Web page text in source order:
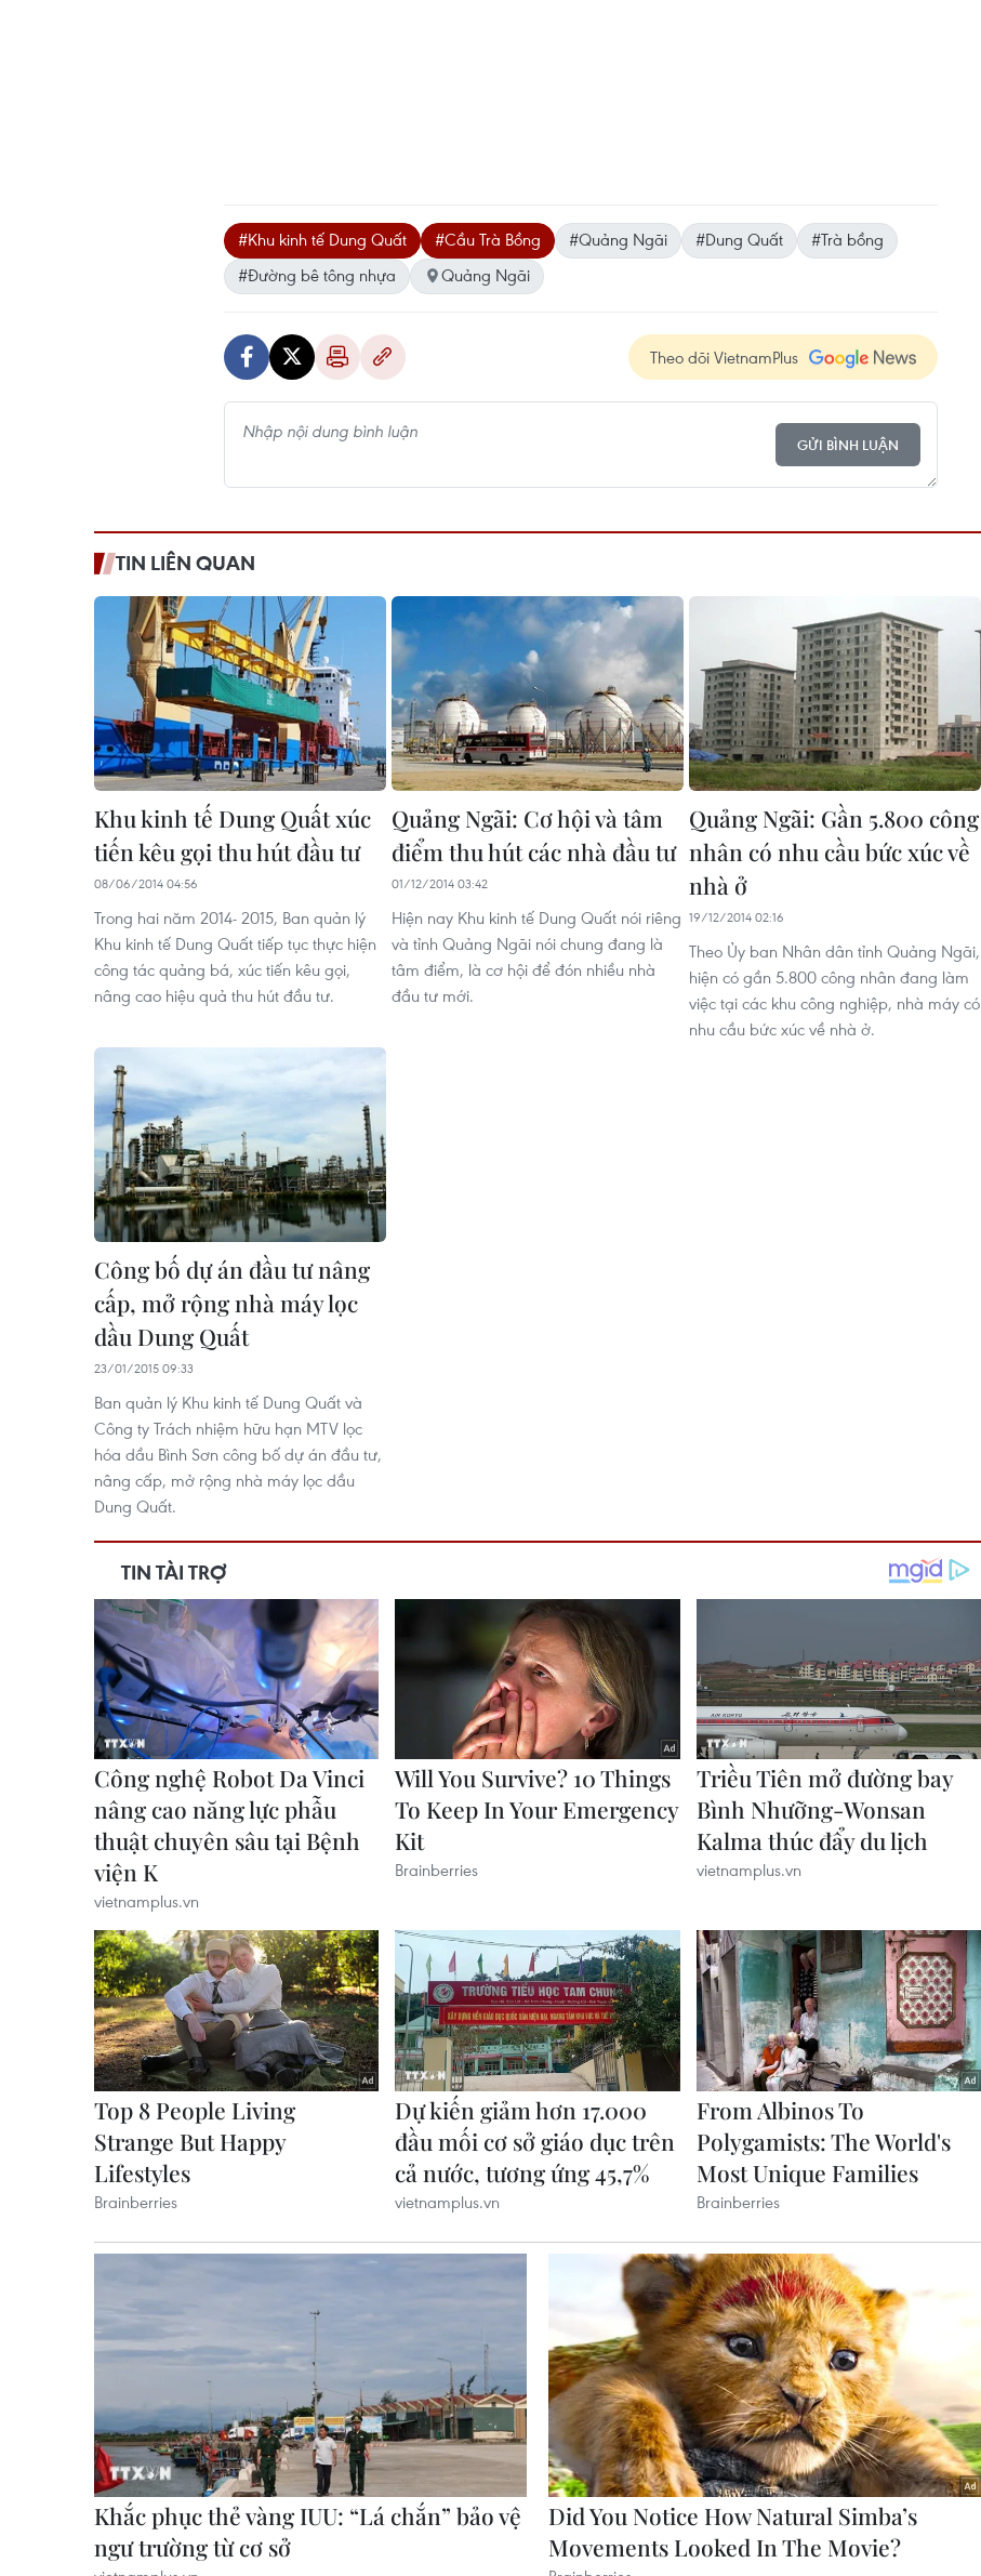
#Khu kinh tế Dung Quất #Cầu Trà Bồng #Quảng Ngãi #Dung Quất
#Trà bồng
#Đường bê tông nhựa
Quảng Ngãi
Theo dõi VietnamPlus
GỬI BÌNH LUẬN
TIN LIÊN QUAN
Khu kinh tế Dung Quất xúc
tiến kêu gọi thu hút đầu tư
08/06/2014 04:56
Trong hai năm 2014- 2015, Ban quản lý
Khu kinh tế Dung Quất tiếp tục thực hiện
công tác quảng bá, xúc tiến kêu gọi,
nâng cao hiệu quả thu hút đầu tư.
Quảng Ngãi: Cơ hội và tâm
điểm thu hút các nhà đầu tư
01/12/2014 03:42
Hiện nay Khu kinh tế Dung Quất nói riêng
và tỉnh Quảng Ngãi nói chung đang là
tâm điểm, là cơ hội để đón nhiều nhà
đầu tư mới.
Quảng Ngãi: Gần 5.800 công
nhân có nhu cầu bức xúc về
nhà ở
19/12/2014 02:16
Theo Ủy ban Nhân dân tỉnh Quảng Ngãi,
hiện có gần 5.800 công nhân đang làm
việc tại các khu công nghiệp, nhà máy có
nhu cầu bức xúc về nhà ở.
Công bố dự án đầu tư nâng
cấp, mở rộng nhà máy lọc
dầu Dung Quất
23/01/2015 09:33
Ban quản lý Khu kinh tế Dung Quất và
Công ty Trách nhiệm hữu hạn MTV lọc
hóa dầu Bình Sơn công bố dự án đầu tư,
nâng cấp, mở rộng nhà máy lọc dầu
Dung Quất.